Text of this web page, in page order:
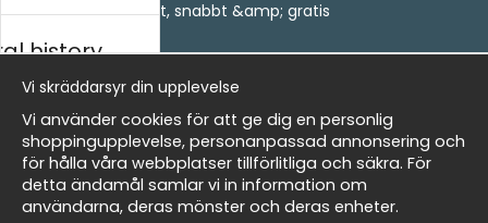
- Leverans - enkelt, snabbt &amp; gratis
Mina favoriter
Information
Jesteśmy Wallnest
FAQ
Newsletter
history
Vi skräddarsyr din upplevelse
Vi använder cookies för att ge dig en personlig
shoppingupplevelse, personanpassad annonsering och
för hålla våra webbplatser tillförlitliga och säkra. För
detta ändamål samlar vi in information om
användarna, deras mönster och deras enheter.